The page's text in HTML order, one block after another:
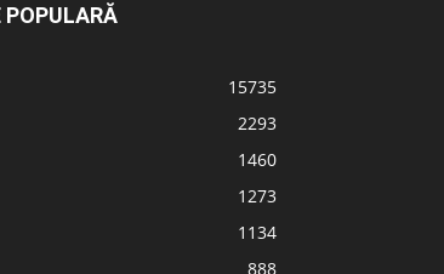
POPULARĂ
15735
2293
1460
1273
1134
888